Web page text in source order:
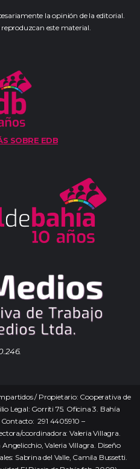
la opinión de la editorial.
este material.
SOBRE EDB
/ Propietario: Cooperativa de
Legal: Gorriti 75. Oficina 3. Bahía
291 4405910 –
coordinadora: Valeria Villagra.
Valeria Villagra. Diseño
Sabrina del Valle, Camila Bussetti.